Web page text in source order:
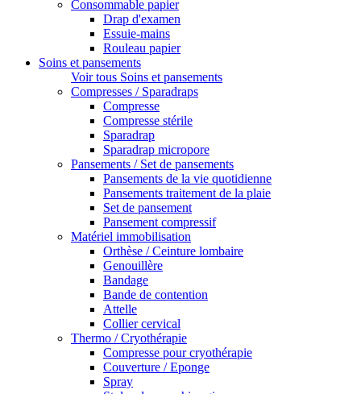
Consommable papier
Drap d'examen
Essuie-mains
Rouleau papier
Soins et pansements
Voir tous Soins et pansements
Compresses / Sparadraps
Compresse
Compresse stérile
Sparadrap
Sparadrap micropore
Pansements / Set de pansements
Pansements de la vie quotidienne
Pansements traitement de la plaie
Set de pansement
Pansement compressif
Matériel immobilisation
Orthèse / Ceinture lombaire
Genouillère
Bandage
Bande de contention
Attelle
Collier cervical
Thermo / Cryothérapie
Compresse pour cryothérapie
Couverture / Eponge
Spray